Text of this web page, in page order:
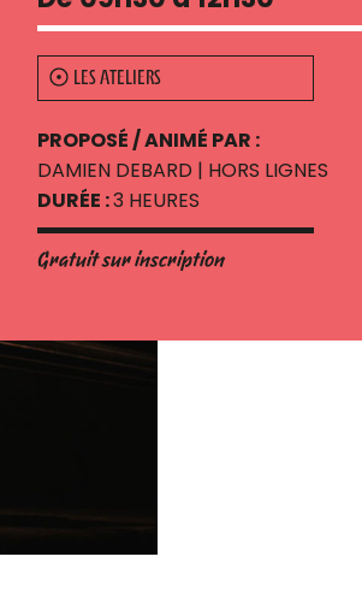
LES ATELIERS
PROPOSÉ / ANIMÉ PAR :
DAMIEN DEBARD | HORS LIGNES
DURÉE :3 HEURES
Gratuit sur inscription